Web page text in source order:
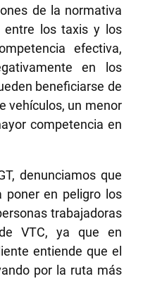
de la normativa
entre los taxis y los
efectiva,
en los
beneficiarse de
vehículos, un menor
competencia en
denunciamos que
poner en peligro los
trabajadoras
VTC, ya que en
entiende que el
por la ruta más